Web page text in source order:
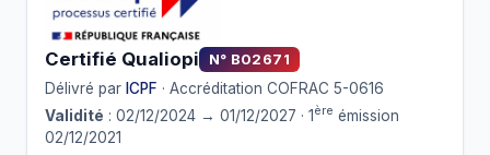
Certifié Qualiopi
N° B02671
Délivré par ICPF · Accréditation COFRAC 5-0616
Validité : 02/12/2024 → 01/12/2027 · 1 ère émission
02/12/2021